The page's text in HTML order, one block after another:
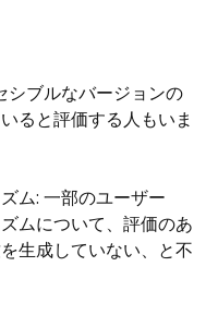
シブルなバージョンの
ると評価する人もいま
ム: 一部のユーザー
ムについて、評価のあ
生成していない、と不